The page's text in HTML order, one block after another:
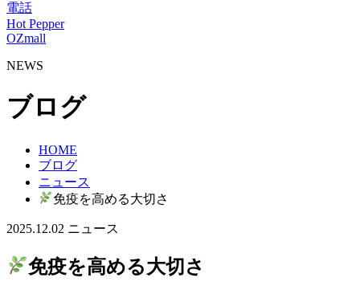
電話
Hot Pepper
OZmall
NEWS
ブログ
HOME
ブログ
ニュース
免疫を高める大切さ
2025.12.02 ニュース
免疫を高める大切さ